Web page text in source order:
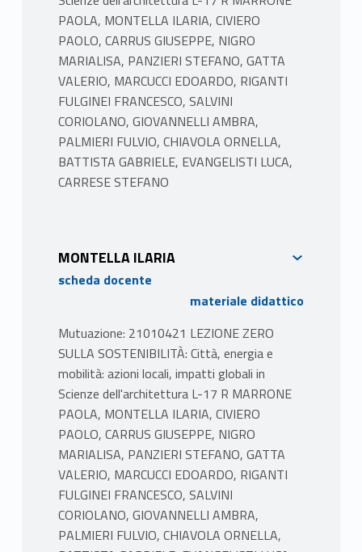
PAOLA, MONTELLA ILARIA, CIVIERO
PAOLO, CARRUS GIUSEPPE, NIGRO
MARIALISA, PANZIERI STEFANO, GATTA
VALERIO, MARCUCCI EDOARDO, RIGANTI
FULGINEI FRANCESCO, SALVINI
CORIOLANO, GIOVANNELLI AMBRA,
PALMIERI FULVIO, CHIAVOLA ORNELLA,
BATTISTA GABRIELE, EVANGELISTI LUCA,
CARRESE STEFANO
I temi affrontati dai tre moduli sono:
Mobilità sostenibile
Dopo una introduzione sul ruolo del
sostenibile, sono illustrati gli elementi chiave
della mobilità sostenibile sia merci sia
passeggeri. Inoltre, vengono approfonditi
temi specifici quali: la pianificazione
partecipata, le innovazioni e le politiche di
intervento, il cambiamento dei
comportamenti di scelta degli utenti del
sistema di trasporto.
Energia e città
Il modulo tratterà le città sostenibili in
relazione ai cambiamenti climatici; i modelli di
MONTELLA ILARIA
scheda docente
materiale didattico
Mutuazione: 21010421 LEZIONE ZERO
SULLA SOSTENIBILITÀ: Città, energia e
mobilità: azioni locali, impatti globali in
Scienze dell'architettura L-17 R MARRONE
PAOLA, MONTELLA ILARIA, CIVIERO
PAOLO, CARRUS GIUSEPPE, NIGRO
MARIALISA, PANZIERI STEFANO, GATTA
VALERIO, MARCUCCI EDOARDO, RIGANTI
FULGINEI FRANCESCO, SALVINI
CORIOLANO, GIOVANNELLI AMBRA,
PALMIERI FULVIO, CHIAVOLA ORNELLA,